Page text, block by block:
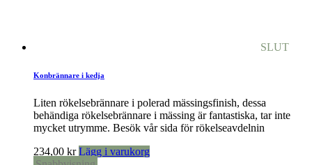
SLUT
Konbrännare i kedja
Liten rökelsebrännare i polerad mässingsfinish, dessa
behändiga rökelsebrännare i mässing är fantastiska, tar inte
mycket utrymme. Besök vår sida för rökelseavdelnin
234,00 kr Lägg i varukorg